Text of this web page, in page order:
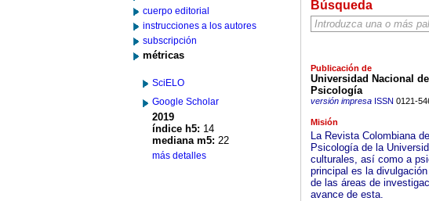
cuerpo editorial
instrucciones a los autores
subscripción
métricas
SciELO
Google Scholar
2019
índice h5: 14
mediana m5: 22
más detalles
Búsqueda
Publicación de
Universidad Nacional
Psicología
versión impresaISSN 0121-
Misión
La Revista Colombiana
Psicología de la
culturales, así como a
principal es la
de las áreas de
avance de esta.